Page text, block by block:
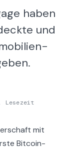
haben
und
Lesezeit
mit
Bitcoin-